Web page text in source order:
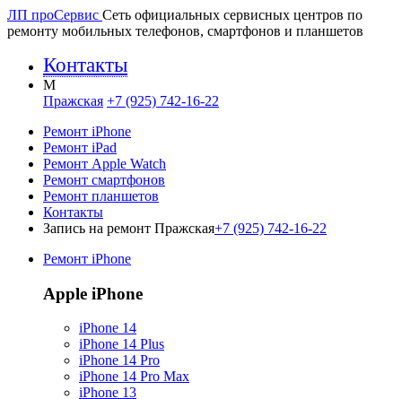
ЛП проСервис Сеть официальных сервисных центров по
ремонту мобильных телефонов, смартфонов и планшетов
Контакты
M
Пражская +7 (925) 742-16-22
Ремонт iPhone
Ремонт iPad
Ремонт Apple Watch
Ремонт смартфонов
Ремонт планшетов
Контакты
Запись на ремонт Пражская+7 (925) 742-16-22
Ремонт iPhone
Apple iPhone
iPhone 14
iPhone 14 Plus
iPhone 14 Pro
iPhone 14 Pro Max
iPhone 13